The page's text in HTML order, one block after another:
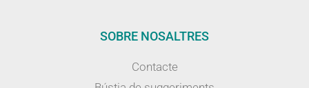
SOBRE NOSALTRES
Contacte